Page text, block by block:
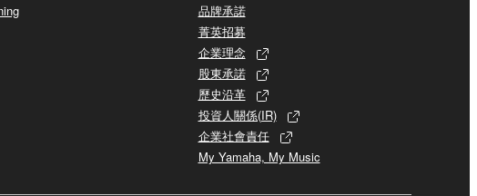
品牌承諾
菁英招募
企業理念
股東承諾
歷史沿革
投資人關係(IR)
企業社會責任
My Yamaha, My Music